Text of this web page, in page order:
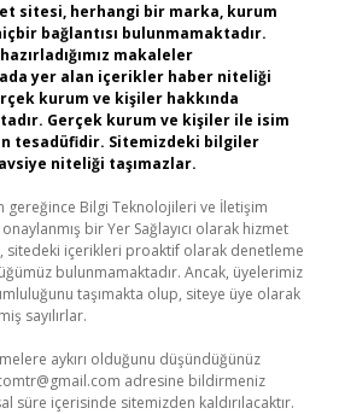
sitesi, herhangi bir marka, kurum
bağlantısı bulunmamaktadır.
makaleler
yer alan içerikler haber niteliği
kurum ve kişiler hakkında
Gerçek kurum ve kişiler ile isim
tesadüfidir. Sitemizdeki bilgiler
niteliği taşımazlar.
gereğince Bilgi Teknolojileri ve İletişim
bir Yer Sağlayıcı olarak hizmet
sitedeki içerikleri proaktif olarak denetleme
bulunmamaktadır. Ancak, üyelerimiz
taşımakta olup, siteye üye olarak
sayılırlar.
aykırı olduğunu düşündüğünüz
adresine bildirmeniz
süre içerisinde sitemizden kaldırılacaktır.